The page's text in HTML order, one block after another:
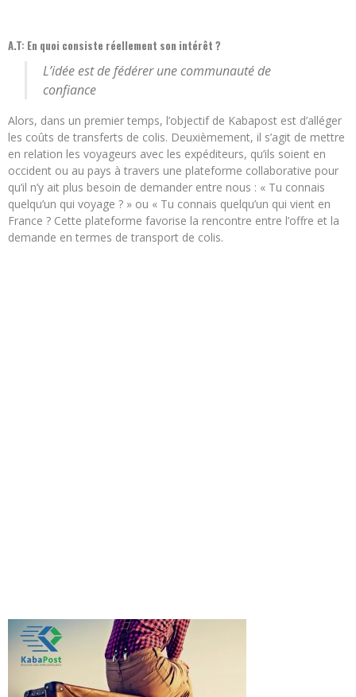
A.T: En quoi consiste réellement son intérêt ?
L’idée est de fédérer une communauté de
confiance
Alors, dans un premier temps, l’objectif de Kabapost est d’alléger
les coûts de transferts de colis. Deuxièmement, il s’agit de mettre
en relation les voyageurs avec les expéditeurs, qu’ils soient en
occident ou au pays à travers une plateforme collaborative pour
qu’il n’y ait plus besoin de demander entre nous : « Tu connais
quelqu’un qui voyage ? » ou « Tu connais quelqu’un qui vient en
France ? Cette plateforme favorise la rencontre entre l’offre et la
demande en termes de transport de colis.